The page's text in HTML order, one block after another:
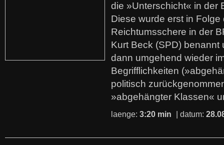
die »Unterschicht« in der
Diese wurde erst in
Reichtumsschere in der
Kurt Beck (SPD)
dann umgehend wieder
Begrifflichkeiten
politisch
»abgehängter Klassen«
laenge: 3:20 min | datum: